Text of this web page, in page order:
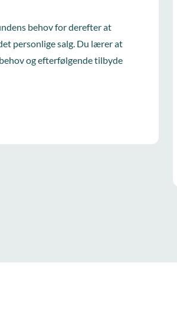
behov for derefter at
personlige salg. Du lærer at
og efterfølgende tilbyde